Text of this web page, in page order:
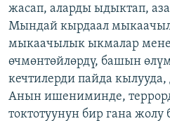
жасап, аларды ыдыктап,
Мындай кырдаал
мыкаачылык ыкмалар
өчмөнтөйлөрдү, башын
кечтилерди пайда
Анын ишениминде,
токтотуунун бир гана жолу